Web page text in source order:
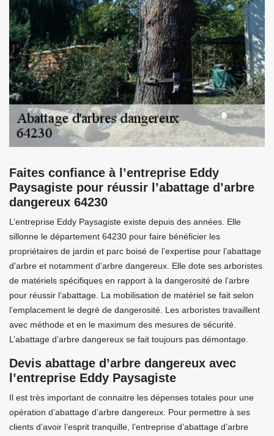
Faites confiance à l’entreprise Eddy
Paysagiste pour réussir l’abattage d’arbre
dangereux 64230
L’entreprise Eddy Paysagiste existe depuis des années. Elle
sillonne le département 64230 pour faire bénéficier les
propriétaires de jardin et parc boisé de l’expertise pour l’abattage
d’arbre et notamment d’arbre dangereux. Elle dote ses arboristes
de matériels spécifiques en rapport à la dangerosité de l’arbre
pour réussir l’abattage. La mobilisation de matériel se fait selon
l’emplacement le degré de dangerosité. Les arboristes travaillent
avec méthode et en le maximum des mesures de sécurité.
L’abattage d’arbre dangereux se fait toujours pas démontage.
Devis abattage d’arbre dangereux avec
l’entreprise Eddy Paysagiste
Il est très important de connaitre les dépenses totales pour une
opération d’abattage d’arbre dangereux. Pour permettre à ses
clients d’avoir l’esprit tranquille, l’entreprise d’abattage d’arbre